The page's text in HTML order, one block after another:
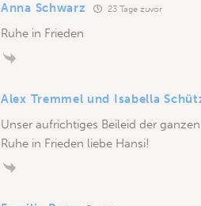
Anna Schwarz 23 Tage zuvor
Ruhe in Frieden
Alex Tremmel und Isabella
Unser aufrichtiges Beileid der
Ruhe in Frieden liebe Hansi!